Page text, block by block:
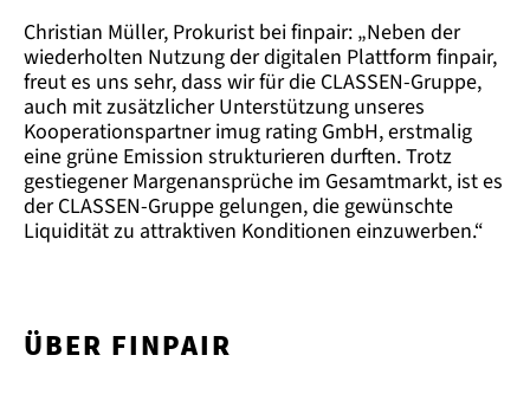
Christian Müller, Prokurist bei finpair: „Neben der
wiederholten Nutzung der digitalen Plattform finpair,
freut es uns sehr, dass wir für die CLASSEN-Gruppe,
auch mit zusätzlicher Unterstützung unseres
Kooperationspartner imug rating GmbH, erstmalig
eine grüne Emission strukturieren durften. Trotz
gestiegener Margenansprüche im Gesamtmarkt, ist es
der CLASSEN-Gruppe gelungen, die gewünschte
Liquidität zu attraktiven Konditionen einzuwerben.“
ÜBER FINPAIR